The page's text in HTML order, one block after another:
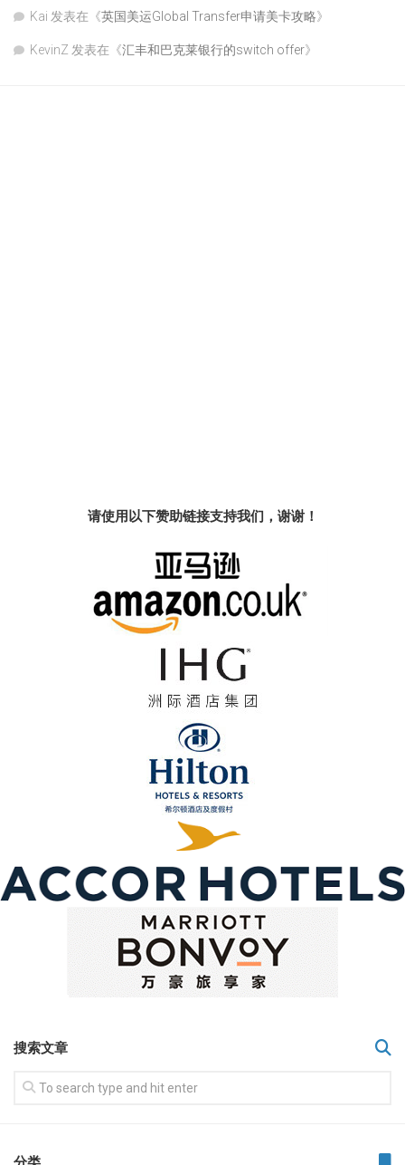
Kai 发表在《英国美运Global Transfer申请美卡攻略》
KevinZ 发表在《汇丰和巴克莱银行的switch offer》
请使用以下赞助链接支持我们，谢谢！
搜索文章